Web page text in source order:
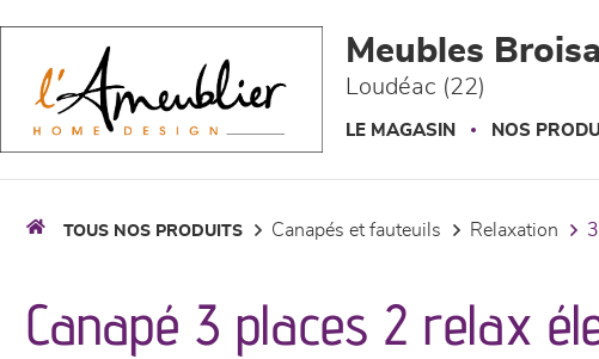
Meubles
Loudéac (22)
LE MAGASIN NOS
TOUS NOS PRODUITS canapés et fauteuils relaxation
Canapé 3 places 2 relax